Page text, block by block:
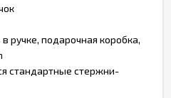
ручке, подарочная коробка,
стандартные стержни-